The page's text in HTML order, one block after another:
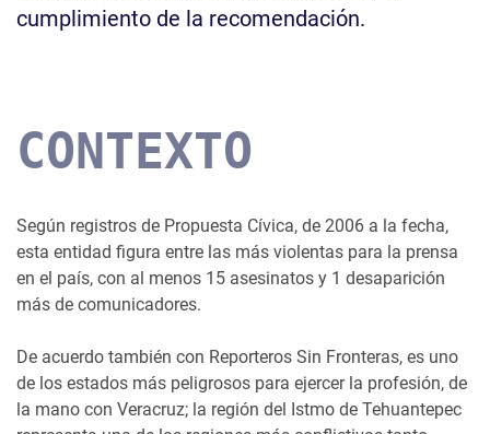
cumplimiento de la recomendación.
CONTEXTO
Según registros de Propuesta Cívica, de 2006 a la fecha,
esta entidad figura entre las más violentas para la prensa
en el país, con al menos 15 asesinatos y 1 desaparición
más de comunicadores.
De acuerdo también con Reporteros Sin Fronteras, es uno
de los estados más peligrosos para ejercer la profesión, de
la mano con Veracruz; la región del Istmo de Tehuantepec